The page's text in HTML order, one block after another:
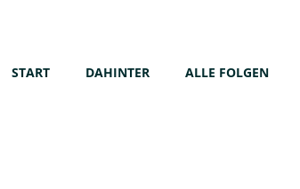
START DAHINTER ALLE FOLGEN